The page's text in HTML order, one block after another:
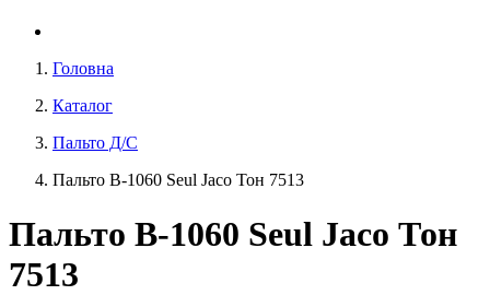
Головна
Каталог
Пальто Д/С
Пальто В-1060 Seul Jaco Тон 7513
Пальто В-1060 Seul Jaco Тон
7513